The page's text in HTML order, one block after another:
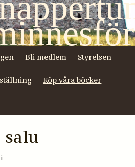
Bli medlem Styrelsen
Köp våra böcker